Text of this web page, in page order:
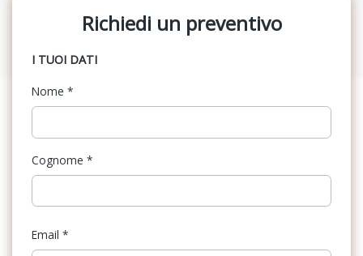
Richiedi un preventivo
I TUOI DATI
Nome *
Cognome *
Email *